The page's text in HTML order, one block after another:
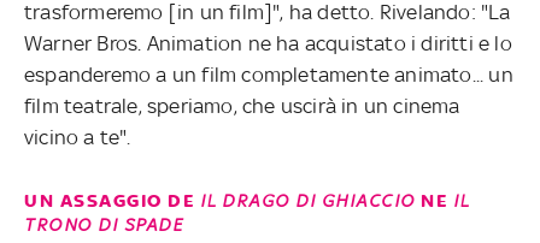
trasformeremo [in un film]", ha detto. Rivelando: "La
Warner Bros. Animation ne ha acquistato i diritti e lo
espanderemo a un film completamente animato... un
film teatrale, speriamo, che uscirà in un cinema
vicino a te".
UN ASSAGGIO DE IL DRAGO DI GHIACCIO NE IL
TRONO DI SPADE